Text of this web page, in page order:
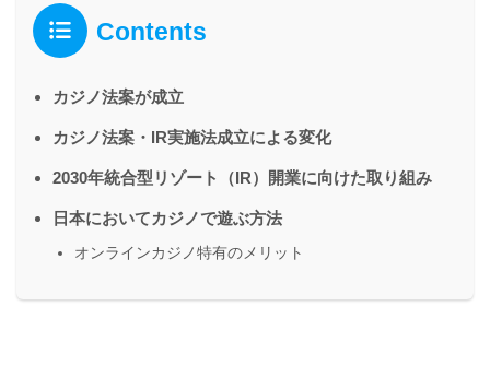
Contents
カジノ法案が成立
カジノ法案・IR実施法成立による変化
2030年統合型リゾート（IR）開業に向けた取り組み
日本においてカジノで遊ぶ方法
オンラインカジノ特有のメリット